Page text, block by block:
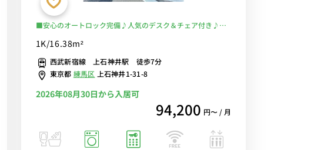
■安心のオートロック完備♪人気のデスク＆チェア付き♪■
め、飲食店も多数■選べるWi-Fi格安レンタル中！
1K/16.38m²
西武新宿線 上石神井駅 徒歩7分
東京都 練馬区 上石神井1-31-8
2026年08月30日から入居可
94,200 円〜 / 月